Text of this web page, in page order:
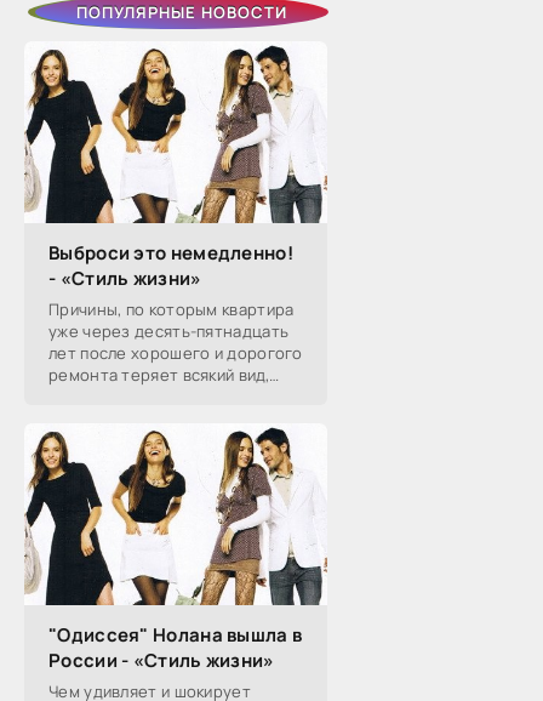
ПОПУЛЯРНЫЕ НОВОСТИ
Выброси это немедленно!
- «Стиль жизни»
Причины, по которым квартира
уже через десять-пятнадцать
лет после хорошего и дорогого
ремонта теряет всякий вид,
чтобы сохранить
"Одиссея" Нолана вышла в
России - «Стиль жизни»
Чем удивляет и шокирует